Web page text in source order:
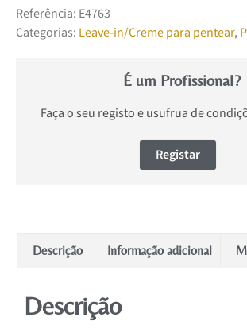
Referência: E4763
Categorias: Leave-in/Creme para pentear,
É um Profissional?
Faça o seu registo e usufrua de
Registar
Descrição Informação adicional
Descrição